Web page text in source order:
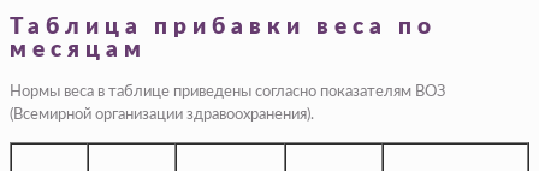
Таблица прибавки веса по
месяцам
Нормы веса в таблице приведены согласно показателям ВОЗ
(Всемирной организации здравоохранения).